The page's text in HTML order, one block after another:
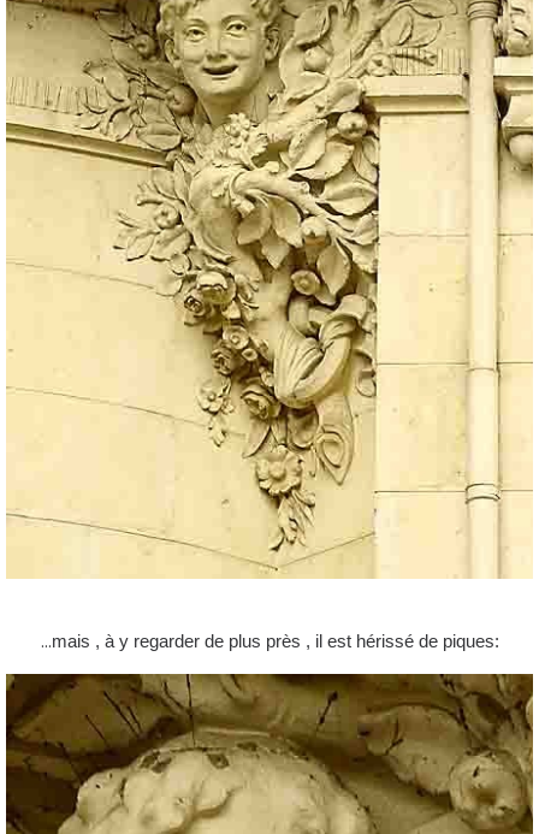
...mais , à y regarder de plus près , il est hérissé de piques: